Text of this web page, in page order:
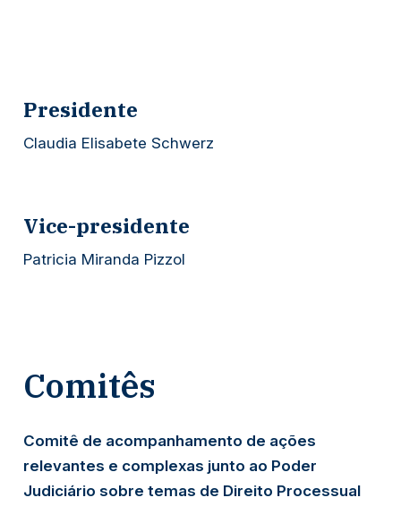
Presidente
Claudia Elisabete Schwerz
Vice-presidente
Patricia Miranda Pizzol
Comitês
Comitê de acompanhamento de ações
relevantes e complexas junto ao Poder
Judiciário sobre temas de Direito Processual